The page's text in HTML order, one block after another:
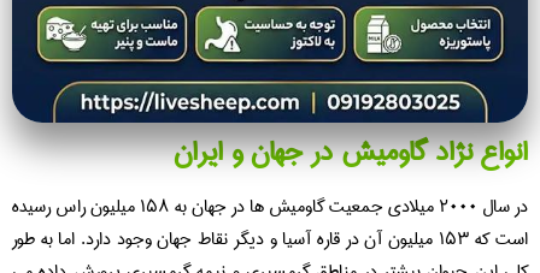
انواع نژاد گاومیش در جهان و ایران
در سال ۲۰۰۰ میلادی جمعیت گاومیش ها در جهان به ۱۵۸ میلیون راس رسیده
است که ۱۵۳ میلیون آن در قاره آسیا و دیگر نقاط جهان وجود دارد. اما به طور